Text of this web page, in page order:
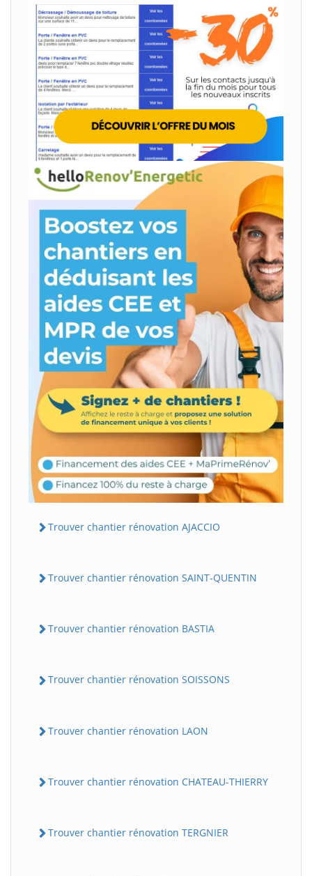
Trouver chantier rénovation AJACCIO
Trouver chantier rénovation SAINT-QUENTIN
Trouver chantier rénovation BASTIA
Trouver chantier rénovation SOISSONS
Trouver chantier rénovation LAON
Trouver chantier rénovation CHATEAU-THIERRY
Trouver chantier rénovation TERGNIER